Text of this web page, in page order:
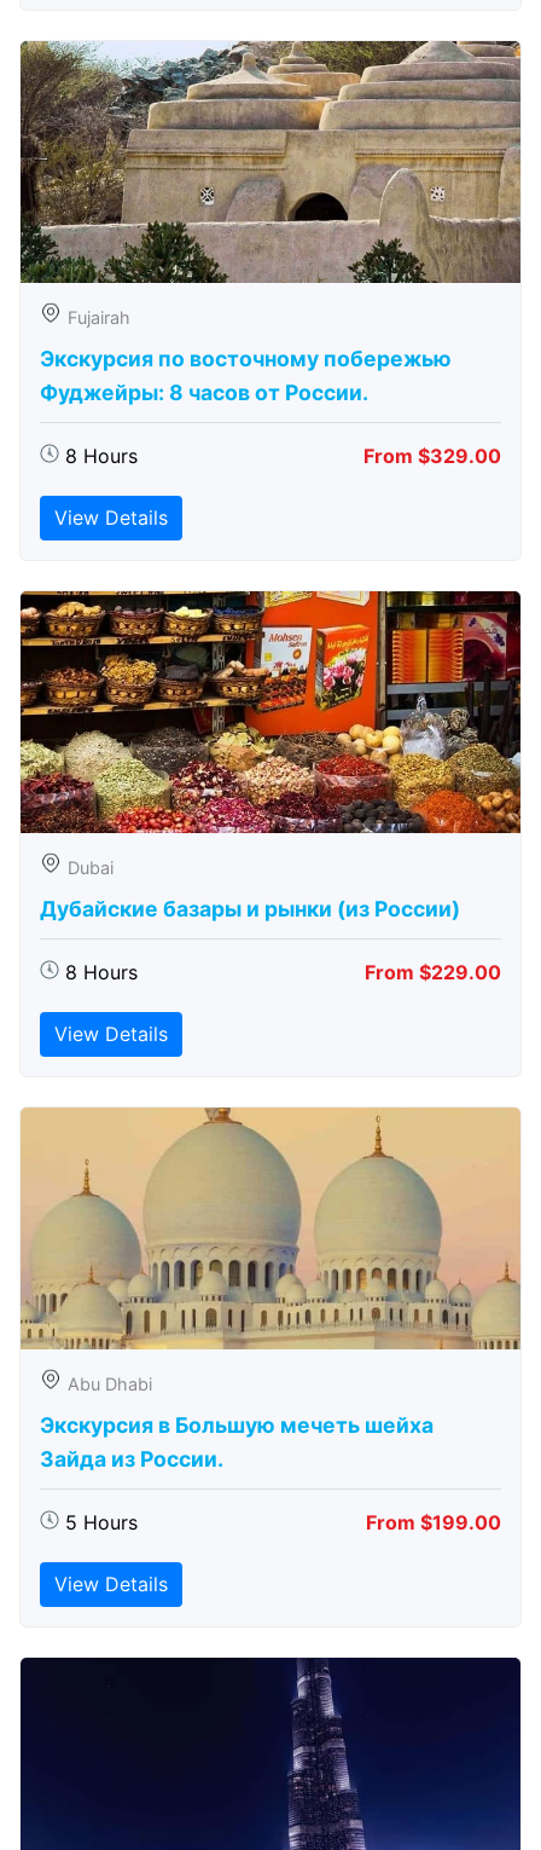
Fujairah
Экскурсия по восточному побережью
Фуджейры: 8 часов от России.
8 Hours From $329.00
View Details
Dubai
Дубайские базары и рынки (из России)
8 Hours From $229.00
View Details
Abu Dhabi
Экскурсия в Большую мечеть шейха
Зайда из России.
5 Hours From $199.00
View Details